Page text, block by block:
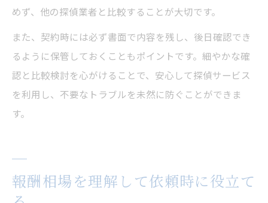
めず、他の探偵業者と比較することが大切です。
また、契約時には必ず書面で内容を残し、後日確認でき
るように保管しておくこともポイントです。細やかな確
認と比較検討を心がけることで、安心して探偵サービス
を利用し、不要なトラブルを未然に防ぐことができま
す。
報酬相場を理解して依頼時に役立て